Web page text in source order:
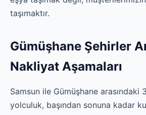
taşımaktır.
Gümüşhane Şehirler
Nakliyat Aşamaları
Samsun ile Gümüşhane
yolculuk, başından sonuna kadar